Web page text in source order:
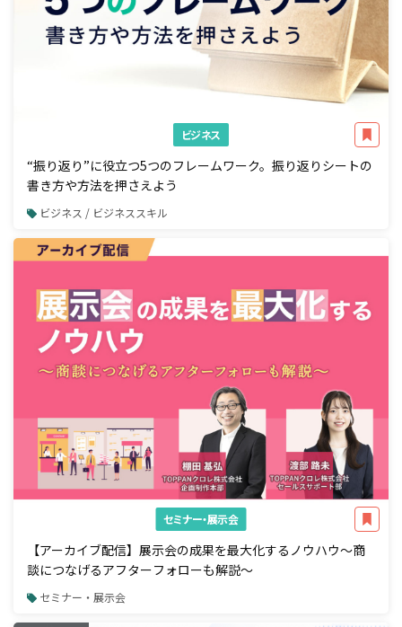
ビジネス
“振り返り”に役立つ5つのフレームワーク。振り返りシートの
書き方や方法を押さえよう
ビジネス / ビジネススキル
セミナー・展示会
【アーカイブ配信】展示会の成果を最大化するノウハウ～商
談につなげるアフターフォローも解説～
セミナー・展示会